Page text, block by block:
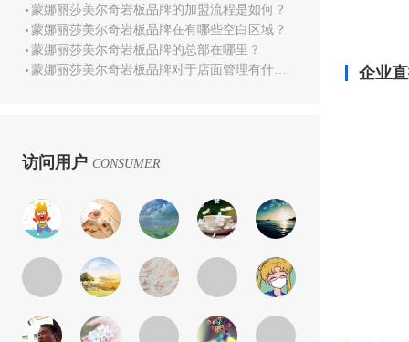
蒙娜丽莎美尔奇岩板品牌的加盟流程是如何？
蒙娜丽莎美尔奇岩板品牌在有哪些空白区域？
蒙娜丽莎美尔奇岩板品牌的总部在哪里？
蒙娜丽莎美尔奇岩板品牌对于店面管理有什么培训？
访问用户 CONSUMER
企业